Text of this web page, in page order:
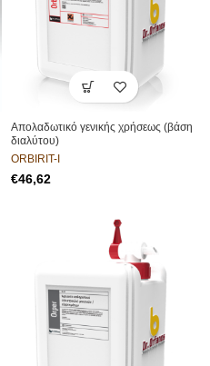
Απολαδωτικό γενικής χρήσεως (βάση
διαλύτου)
ORBIRIT-I
€